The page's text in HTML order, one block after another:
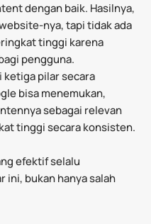
dengan baik. Hasilnya,
nya, tapi tidak ada
tinggi karena
pengguna.
pilar secara
bisa menemukan,
sebagai relevan
tinggi secara konsisten.
efektif selalu
ini, bukan hanya salah